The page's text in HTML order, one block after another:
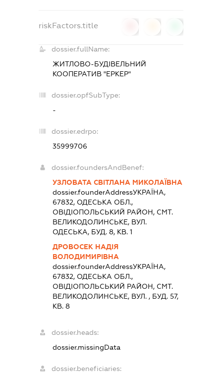
riskFactors.title
dossier.fullName:
ЖИТЛОВО-БУДІВЕЛЬНИЙ
КООПЕРАТИВ "ЕРКЕР"
dossier.opfSubType:
-
dossier.edrpo:
35999706
dossier.foundersAndBenef:
УЗЛОВАТА СВІТЛАНА МИКОЛАЇВНА
dossier.founderAddressУКРАЇНА,
67832, ОДЕСЬКА ОБЛ.,
ОВIДIОПОЛЬСЬКИЙ РАЙОН, СМТ.
ВЕЛИКОДОЛИНСЬКЕ, ВУЛ.
ОДЕСЬКА, БУД. 8, КВ. 1
ДРОВОСЕК НАДІЯ
ВОЛОДИМИРІВНА
dossier.founderAddressУКРАЇНА,
67832, ОДЕСЬКА ОБЛ.,
ОВIДIОПОЛЬСЬКИЙ РАЙОН, СМТ.
ВЕЛИКОДОЛИНСЬКЕ, ВУЛ. , БУД. 57,
КВ. 8
dossier.heads:
dossier.missingData
dossier.beneficiaries: